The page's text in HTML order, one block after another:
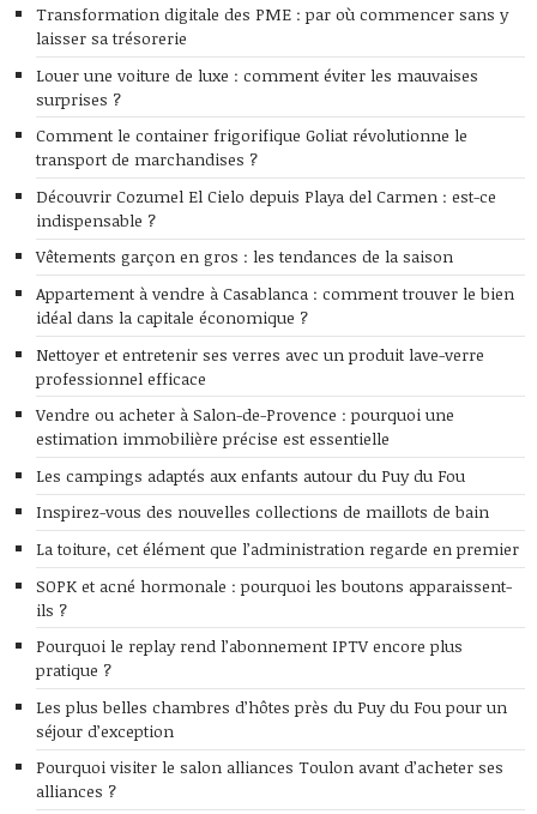
Transformation digitale des PME : par où commencer sans y
laisser sa trésorerie
Louer une voiture de luxe : comment éviter les mauvaises
surprises ?
Comment le container frigorifique Goliat révolutionne le
transport de marchandises ?
Découvrir Cozumel El Cielo depuis Playa del Carmen : est-ce
indispensable ?
Vêtements garçon en gros : les tendances de la saison
Appartement à vendre à Casablanca : comment trouver le bien
idéal dans la capitale économique ?
Nettoyer et entretenir ses verres avec un produit lave-verre
professionnel efficace
Vendre ou acheter à Salon-de-Provence : pourquoi une
estimation immobilière précise est essentielle
Les campings adaptés aux enfants autour du Puy du Fou
Inspirez-vous des nouvelles collections de maillots de bain
La toiture, cet élément que l’administration regarde en premier
SOPK et acné hormonale : pourquoi les boutons apparaissent-
ils ?
Pourquoi le replay rend l’abonnement IPTV encore plus
pratique ?
Les plus belles chambres d’hôtes près du Puy du Fou pour un
séjour d’exception
Pourquoi visiter le salon alliances Toulon avant d’acheter ses
alliances ?